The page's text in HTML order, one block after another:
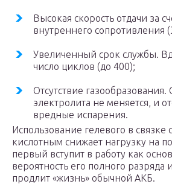
Высокая скорость отдачи за
внутреннего сопротивления
Увеличенный срок службы.
число циклов (до 400);
Отсутствие
электролита не меняется, и
вредные испарения.
Использование гелевого в связке
кислотным снижает нагрузку на
первый вступит в работу как
вероятность его полного
продлит «жизнь» обычной АКБ.